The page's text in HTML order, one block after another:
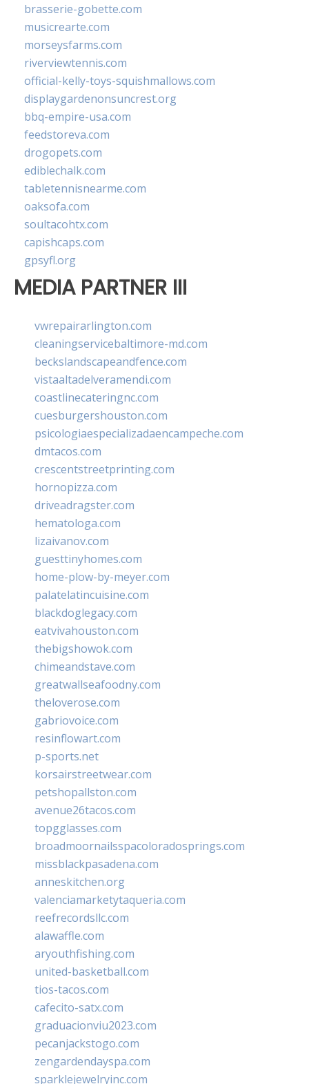
brasserie-gobette.com
musicrearte.com
morseysfarms.com
riverviewtennis.com
official-kelly-toys-squishmallows.com
displaygardenonsuncrest.org
bbq-empire-usa.com
feedstoreva.com
drogopets.com
ediblechalk.com
tabletennisnearme.com
oaksofa.com
soultacohtx.com
capishcaps.com
gpsyfl.org
MEDIA PARTNER III
vwrepairarlington.com
cleaningservicebaltimore-md.com
beckslandscapeandfence.com
vistaaltadelveramendi.com
coastlinecateringnc.com
cuesburgershouston.com
psicologiaespecializadaencampeche.com
dmtacos.com
crescentstreetprinting.com
hornopizza.com
driveadragster.com
hematologa.com
lizaivanov.com
guesttinyhomes.com
home-plow-by-meyer.com
palatelatincuisine.com
blackdoglegacy.com
eatvivahouston.com
thebigshowok.com
chimeandstave.com
greatwallseafoodny.com
theloverose.com
gabriovoice.com
resinflowart.com
p-sports.net
korsairstreetwear.com
petshopallston.com
avenue26tacos.com
topgglasses.com
broadmoornailsspacoloradosprings.com
missblackpasadena.com
anneskitchen.org
valenciamarketytaqueria.com
reefrecordsllc.com
alawaffle.com
aryouthfishing.com
united-basketball.com
tios-tacos.com
cafecito-satx.com
graduacionviu2023.com
pecanjackstogo.com
zengardendayspa.com
sparklejewelryinc.com